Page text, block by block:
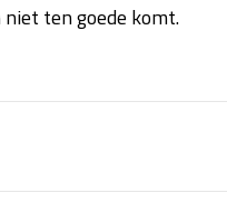
ten goede komt.